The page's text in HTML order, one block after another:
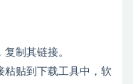
制其链接。
粘贴到下载工具中，软